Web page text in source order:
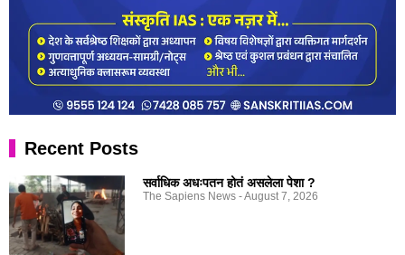
Recent Posts
सर्वाधिक अधःपतन होतं असलेला पेशा ?
The Sapiens News August 7, 2026